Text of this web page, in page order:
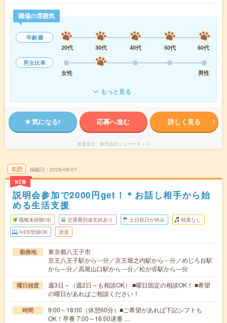
職場の雰囲気
年齢層
20代
30代 40代 50代
60代
男女比率
女性
男性
もっと見る
気になる! 応募へ進む 詳しく見る
派遣会社 株式会社ニッソーネット
未読
NEW
掲載日 2026/08/07
説明会参加で2000円get！＊お話し相手から始
める生活支援
職種未経験OK 交通費別途支給あり 土日祝日が休み 残業なし
WEB登録OK 派遣
勤務地
東京都八王子市
京王八王子駅から---分／京王堀之内駅から---分／めじろ台駅
から---分／高尾山口駅から---分／松が谷駅から---分
曜日頻度
週3日～（週2日～も相談OK） ■曜日固定の相談OK！ ■希望
の曜日があればご相談ください！
時間
9:00～18:00（休憩60分）■ご希望があれば下記シフトも
OK！早番 7:00～16:00遅番 …